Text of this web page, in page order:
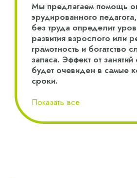
Мы предлагаем помощь
эрудированного
без труда определит
развития взрослого или
грамотность и богатство
запаса. Эффект от
будет очевиден в самые
сроки.
Показать все